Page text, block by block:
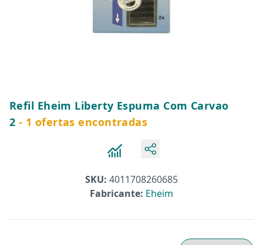
Refil Eheim Liberty Espuma Com Carvao
2 - 1 ofertas encontradas
SKU: 4011708260685
Fabricante: Eheim